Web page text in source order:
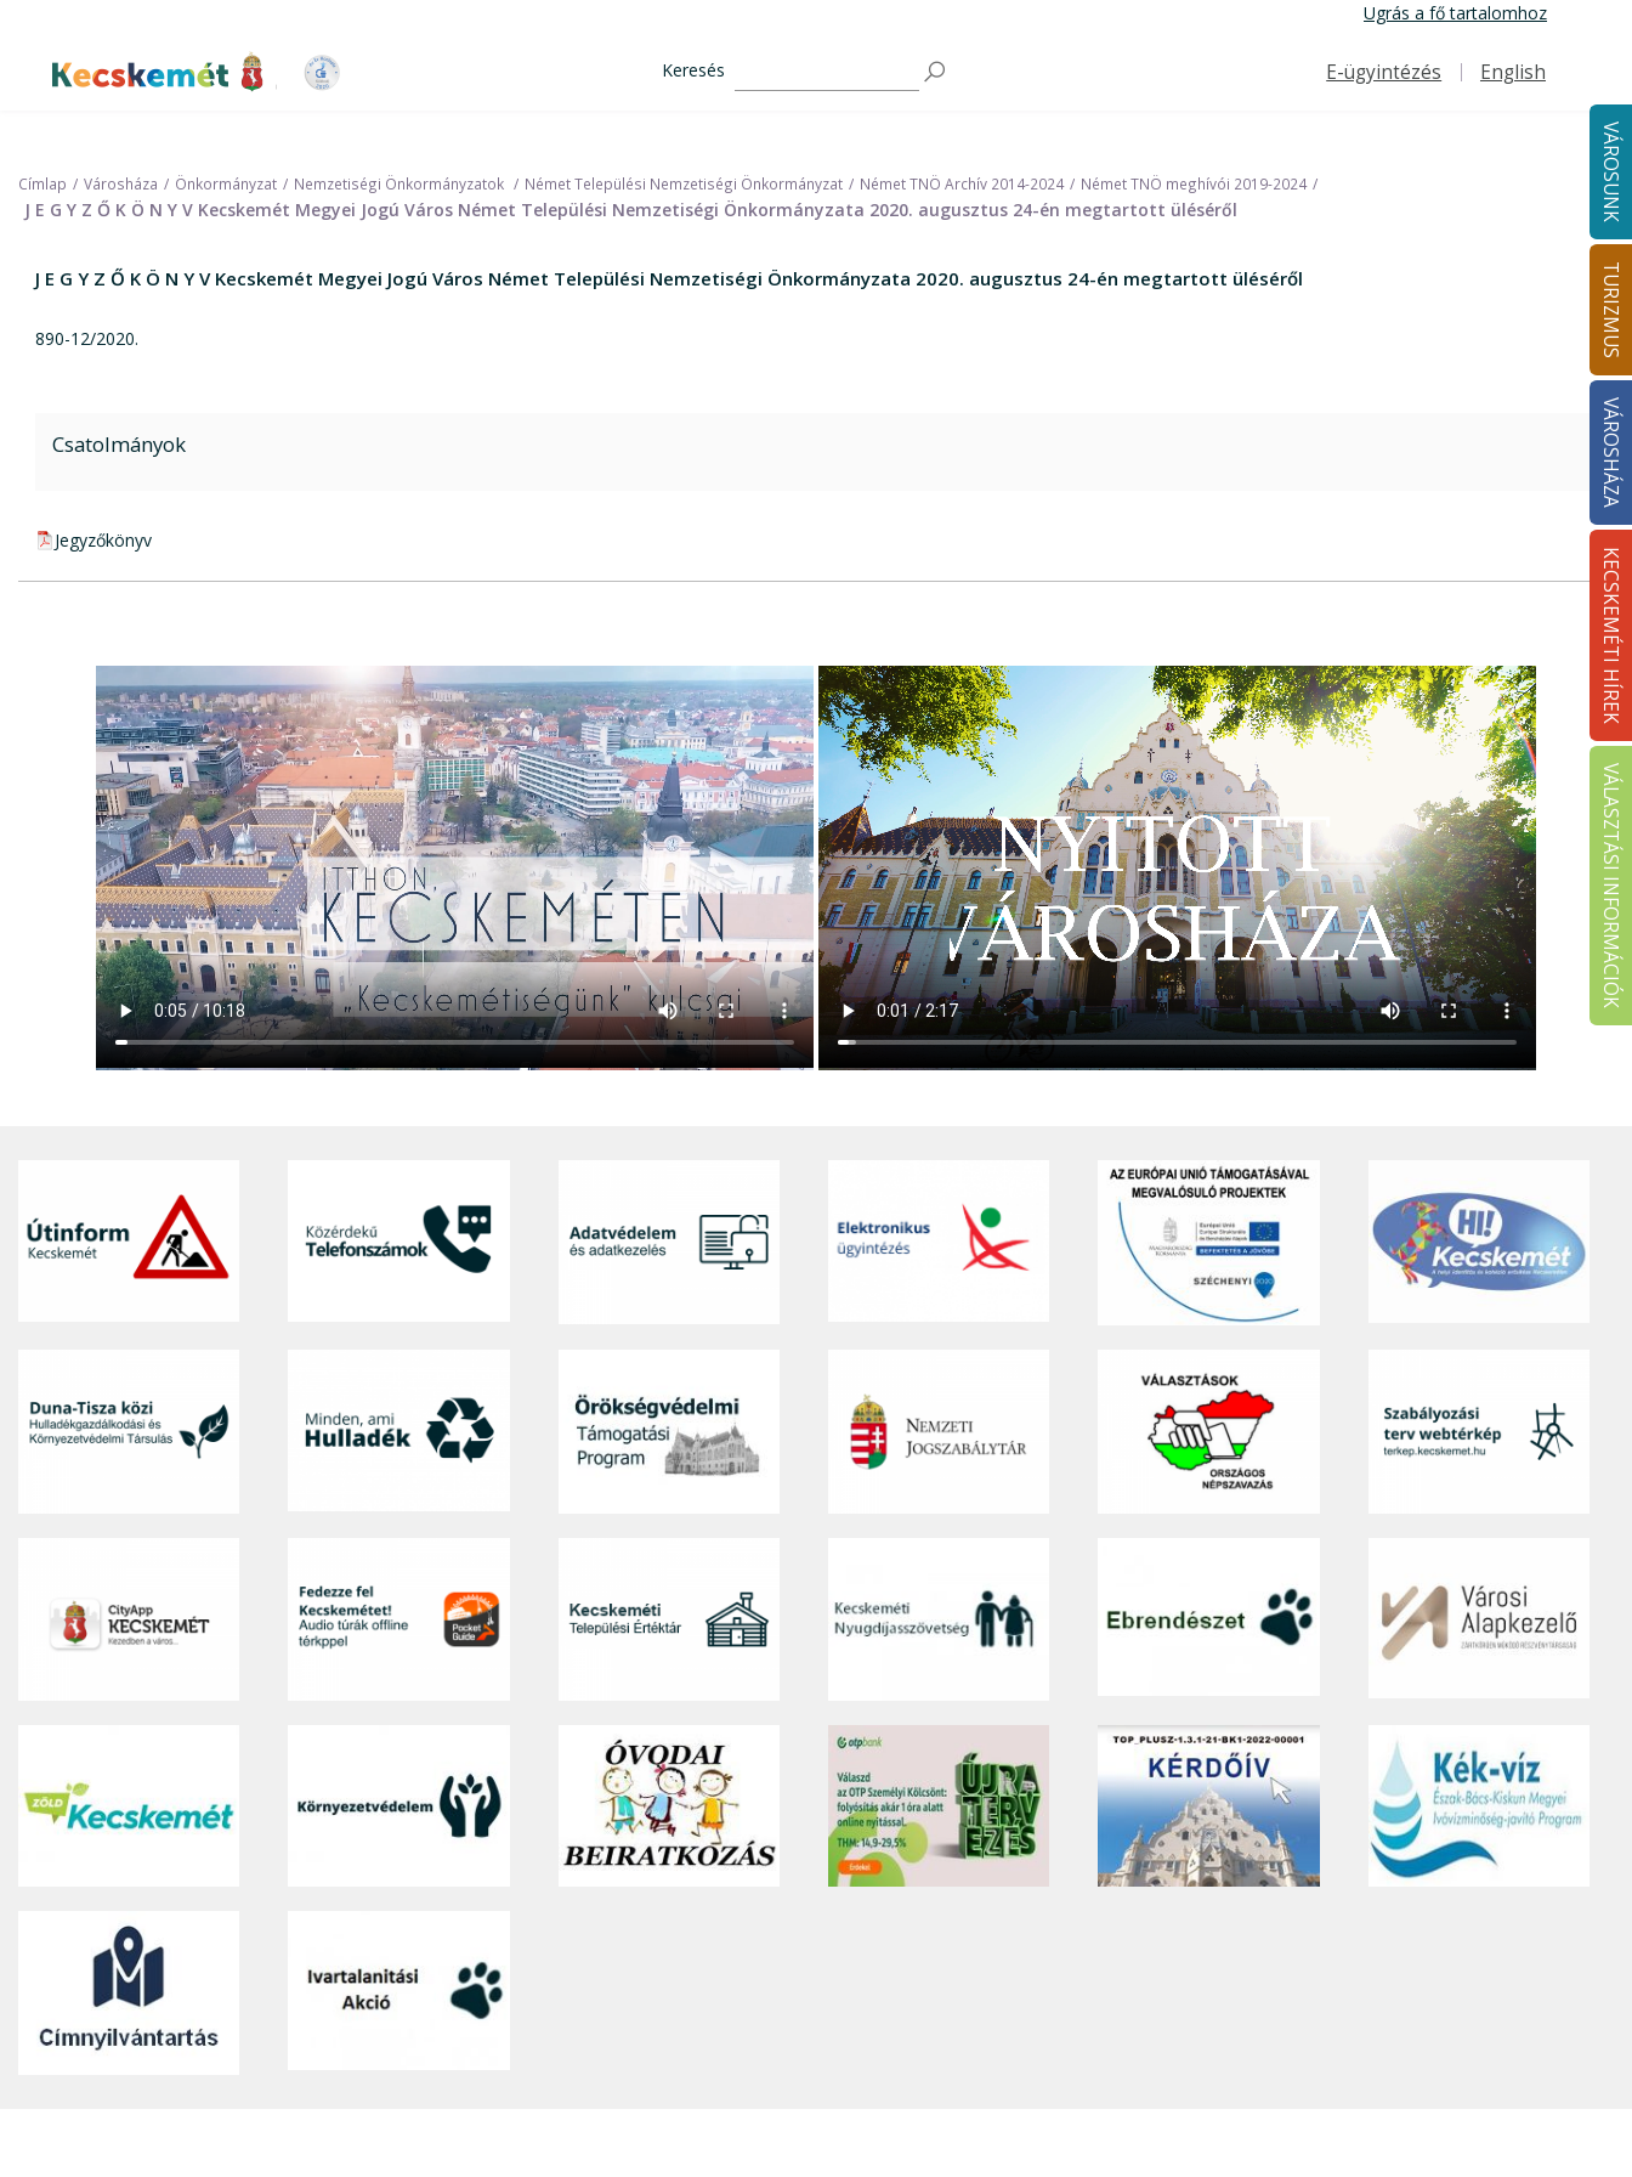
tartalomra
Ugrás a fő tartalomhoz
Kecskemét Város Honlapja
Keresés
Felső navigáció
E-ügyintézés English
VÁROSUNK
TURIZMUS
VÁROSHÁZA
KECSKEMÉTI HÍREK
VÁLASZTÁSI INFORMÁCIÓK
Címlap Városháza Önkormányzat Nemzetiségi Önkormányzatok Német Települési Nemzetiségi Önkormányzat Német TNÖ Archív 2014-2024 Német TNÖ meghívói 2019-2024
J E G Y Z Ő K Ö N Y V Kecskemét Megyei Jogú Város Német Települési Nemzetiségi Önkormányzata 2020. augusztus 24-én megtartott üléséről
J E G Y Z Ő K Ö N Y V Kecskemét Megyei Jogú Város Német Települési Nemzetiségi Önkormányzata 2020. augusztus 24-én megtartott üléséről
890-12/2020.
Csatolmányok
pdf csatolmány:
Jegyzőkönyv